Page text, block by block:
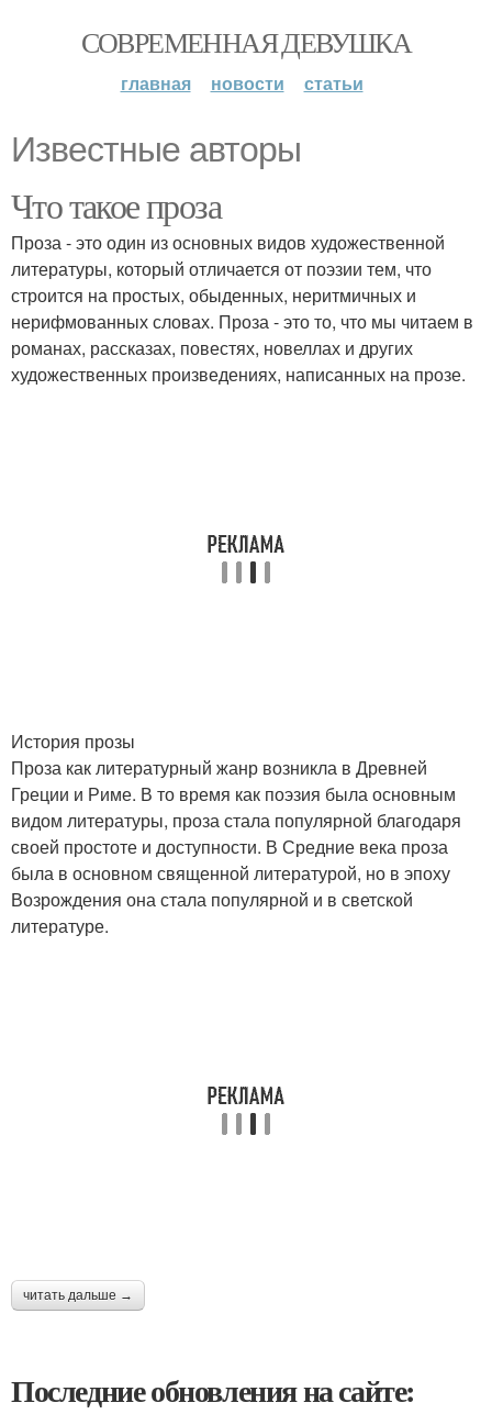
СОВРЕМЕННАЯ ДЕВУШКА
главная новости статьи
Известные авторы
Что такое проза
Проза - это один из основных видов художественной
литературы, который отличается от поэзии тем, что
строится на простых, обыденных, неритмичных и
нерифмованных словах. Проза - это то, что мы читаем в
романах, рассказах, повестях, новеллах и других
художественных произведениях, написанных на прозе.
История прозы
Проза как литературный жанр возникла в Древней
Греции и Риме. В то время как поэзия была основным
видом литературы, проза стала популярной благодаря
своей простоте и доступности. В Средние века проза
была в основном священной литературой, но в эпоху
Возрождения она стала популярной и в светской
литературе.
читать дальше →
Последние обновления на сайте: